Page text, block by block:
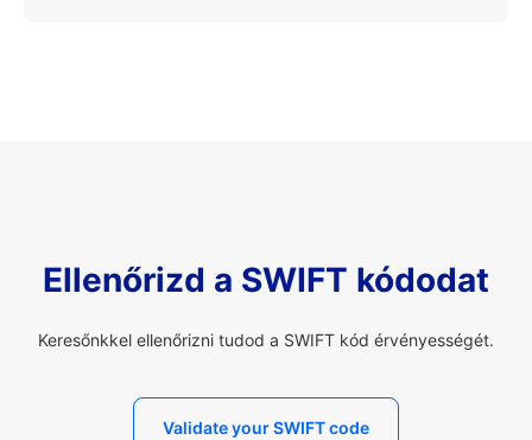
Ellenőrizd a SWIFT kódodat
Keresőnkkel ellenőrizni tudod a SWIFT kód érvényességét.
Validate your SWIFT code